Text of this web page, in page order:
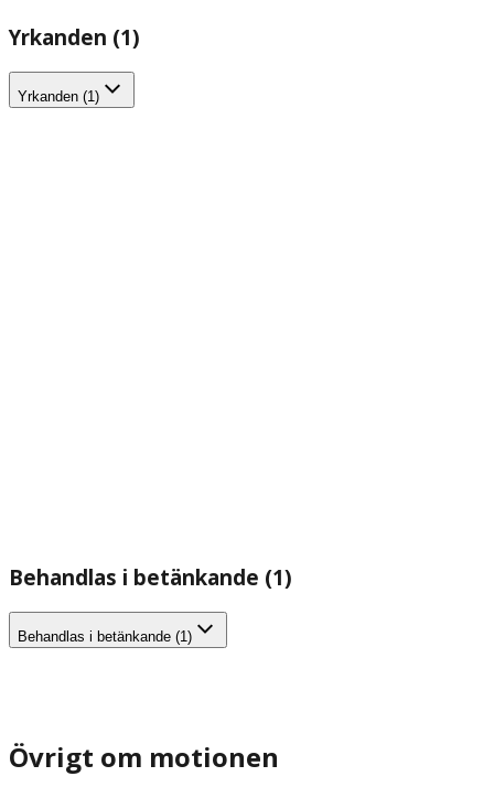
Yrkanden (1)
Yrkanden (1)
Behandlas i betänkande (1)
Behandlas i betänkande (1)
Övrigt om motionen